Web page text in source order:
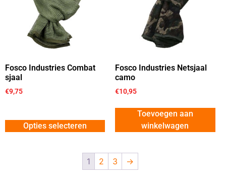
Fosco Industries Combat
sjaal
€9,75
Opties selecteren
Fosco Industries Netsjaal
camo
€10,95
Toevoegen aan
winkelwagen
1 2 3 →